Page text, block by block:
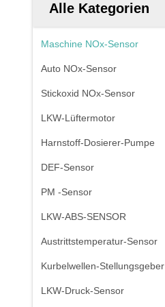
Alle Kategorien
Maschine NOx-Sensor
Auto NOx-Sensor
Stickoxid NOx-Sensor
LKW-Lüftermotor
Harnstoff-Dosierer-Pumpe
DEF-Sensor
PM -Sensor
LKW-ABS-SENSOR
Austrittstemperatur-Sensor
Kurbelwellen-Stellungsgeber
LKW-Druck-Sensor